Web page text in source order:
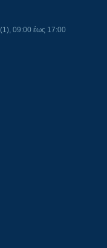
09:00 έως 17:00